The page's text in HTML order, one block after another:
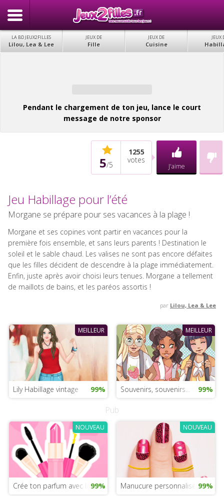
LA BD JEUX2FILLES
Lilou, Lea & Lee
JEUX DE
Fille
JEUX DE
Cuisine
JEUX
Pendant le chargement de ton jeu, lance le court
message de notre sponsor
5/5
1255
votes
J'aime
Jeu Habillage pour l’été
Morgane se prépare pour ses vacances à la plage !
Morgane et ses copines vont partir en vacances pour la
première fois ensemble, et sans leurs parents ! Destination le
soleil et le sable chaud. Les valises ne sont pas encore défaites
que les filles décident de descendre à la plage immédiatement.
Enfin, juste après avoir choisi leurs tenues. Morgane a tellement
de maillots de bains, et les paréos assortis !
par Lilou, Lea & Lee
MEILLEUR
Lily Habillage vintage 99%
MEILLEUR
Souvenirs, souvenirs... 99%
Pub
NOUVEAU
Crée ton parfum avec la princesse Ariel
99%
NOUVEAU
Manucure personnalisée99%